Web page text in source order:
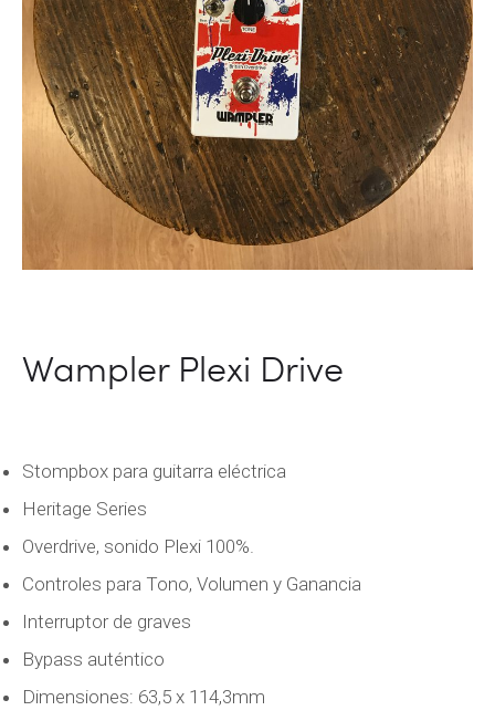
Wampler Plexi Drive
Stompbox para guitarra eléctrica
Heritage Series
Overdrive, sonido Plexi 100%.
Controles para Tono, Volumen y Ganancia
Interruptor de graves
Bypass auténtico
Dimensiones: 63,5 x 114,3mm